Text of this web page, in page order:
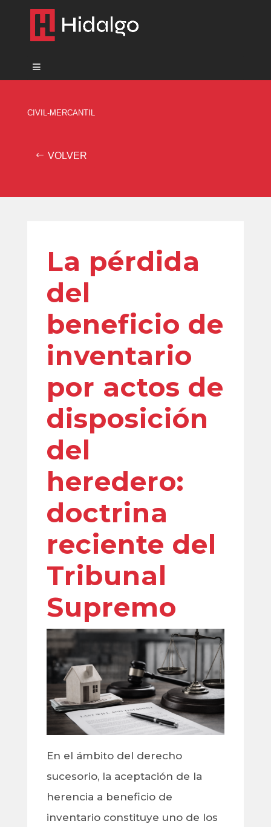
CIVIL-MERCANTIL
VOLVER
La pérdida
del
beneficio de
inventario
por actos de
disposición
del
heredero:
doctrina
reciente del
Tribunal
Supremo
En el ámbito del derecho
sucesorio, la aceptación de la
herencia a beneficio de
inventario constituye uno de los